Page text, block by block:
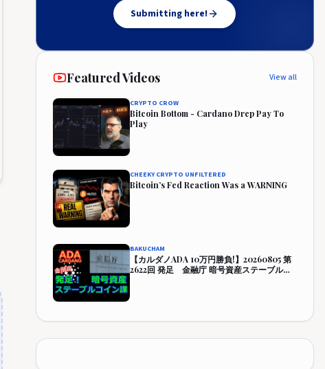
Submitting here!
Featured Videos View all
CRYPTO CROW
Bitcoin Bottom - Cardano Drep Pay To
Play
CHEEKY CRYPTO UNFILTERED
Bitcoin’s Fed Reaction Was a WARNING
BAKUCHAM
【カルダノADA 10万円勝負!】20260805 第
2622回 発足 金融庁 暗号資産ステーブルコ